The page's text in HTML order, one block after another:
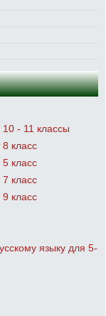
- 11 классы
класс
класс
класс
класс
языку для 5-